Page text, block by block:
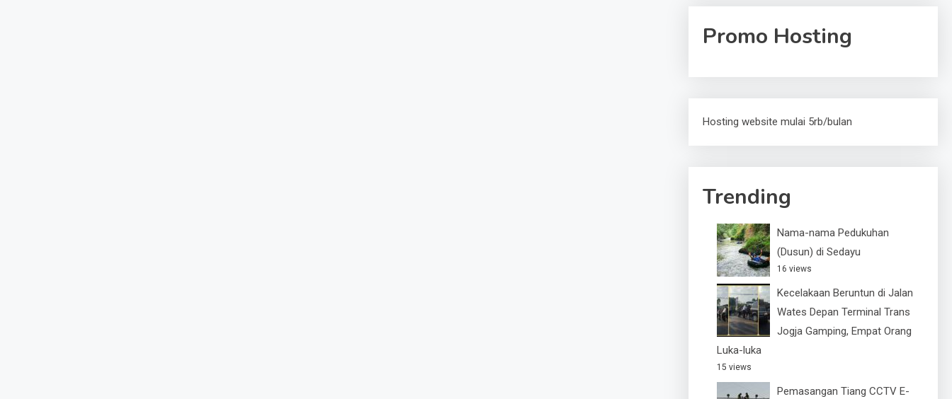
Promo Hosting
Hosting website mulai 5rb/bulan
Trending
Nama-nama Pedukuhan
(Dusun) di Sedayu
16 views
Kecelakaan Beruntun di Jalan
Wates Depan Terminal Trans
Jogja Gamping, Empat Orang
Luka-luka
15 views
Pemasangan Tiang CCTV E-